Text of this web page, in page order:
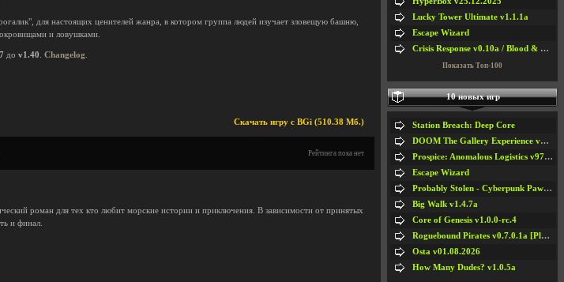
для настоящих ценителей жанра, в котором группа людей изучает зловещую башню,
и ловушками.
до v1.40 Changelog
Скачать игру с BGi (510.38 Мб.)
Рейтинга пока нет
роман для тех кто любит морские истории и приключения. В зависимости от принятых
и финал.
Lucky Tower Ultimate v1.1.1a
Escape Wizard
Crisis Response v0.10a / Blood & Bullet
Показать Топ-100
10 новых игр
Station Breach: Deep Core
DOOM The Gallery Experience v1.4.2
Prospice: Anomalous Logistics v97 [Playtest]
Escape Wizard
Probably Stolen - Cyberpunk Pawnshop Simulator v048c [Playtest]
Big Walk v1.4.7a
Core of Genesis v1.0.0-rc.4
Roguebound Pirates v0.7.0.1a [Playtest]
Osta v01.08.2026
How Many Dudes? v1.0.5a